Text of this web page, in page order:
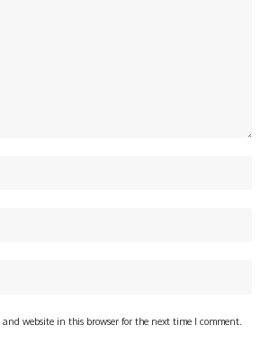
and website in this browser for the next time I comment.